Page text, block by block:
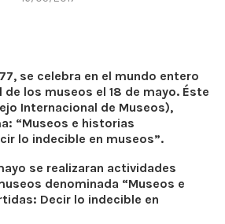
se celebra en el mundo entero
los museos el 18 de mayo. Éste
Internacional de Museos),
“Museos e historias
lo indecible en museos”.
se realizaran actividades
denominada “Museos e
Decir lo indecible en